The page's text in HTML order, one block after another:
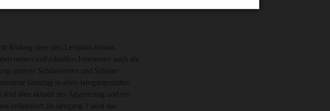
Bildung über den Lehrplan hinaus.
neben individuellen Interessen auch die
unserer Schülerinnen und Schüler
Ganztag in allen Jahrgangsstufen
dies aktuell der Ägyptentag und ein
reflektiert. In Jahrgang 7 wird das